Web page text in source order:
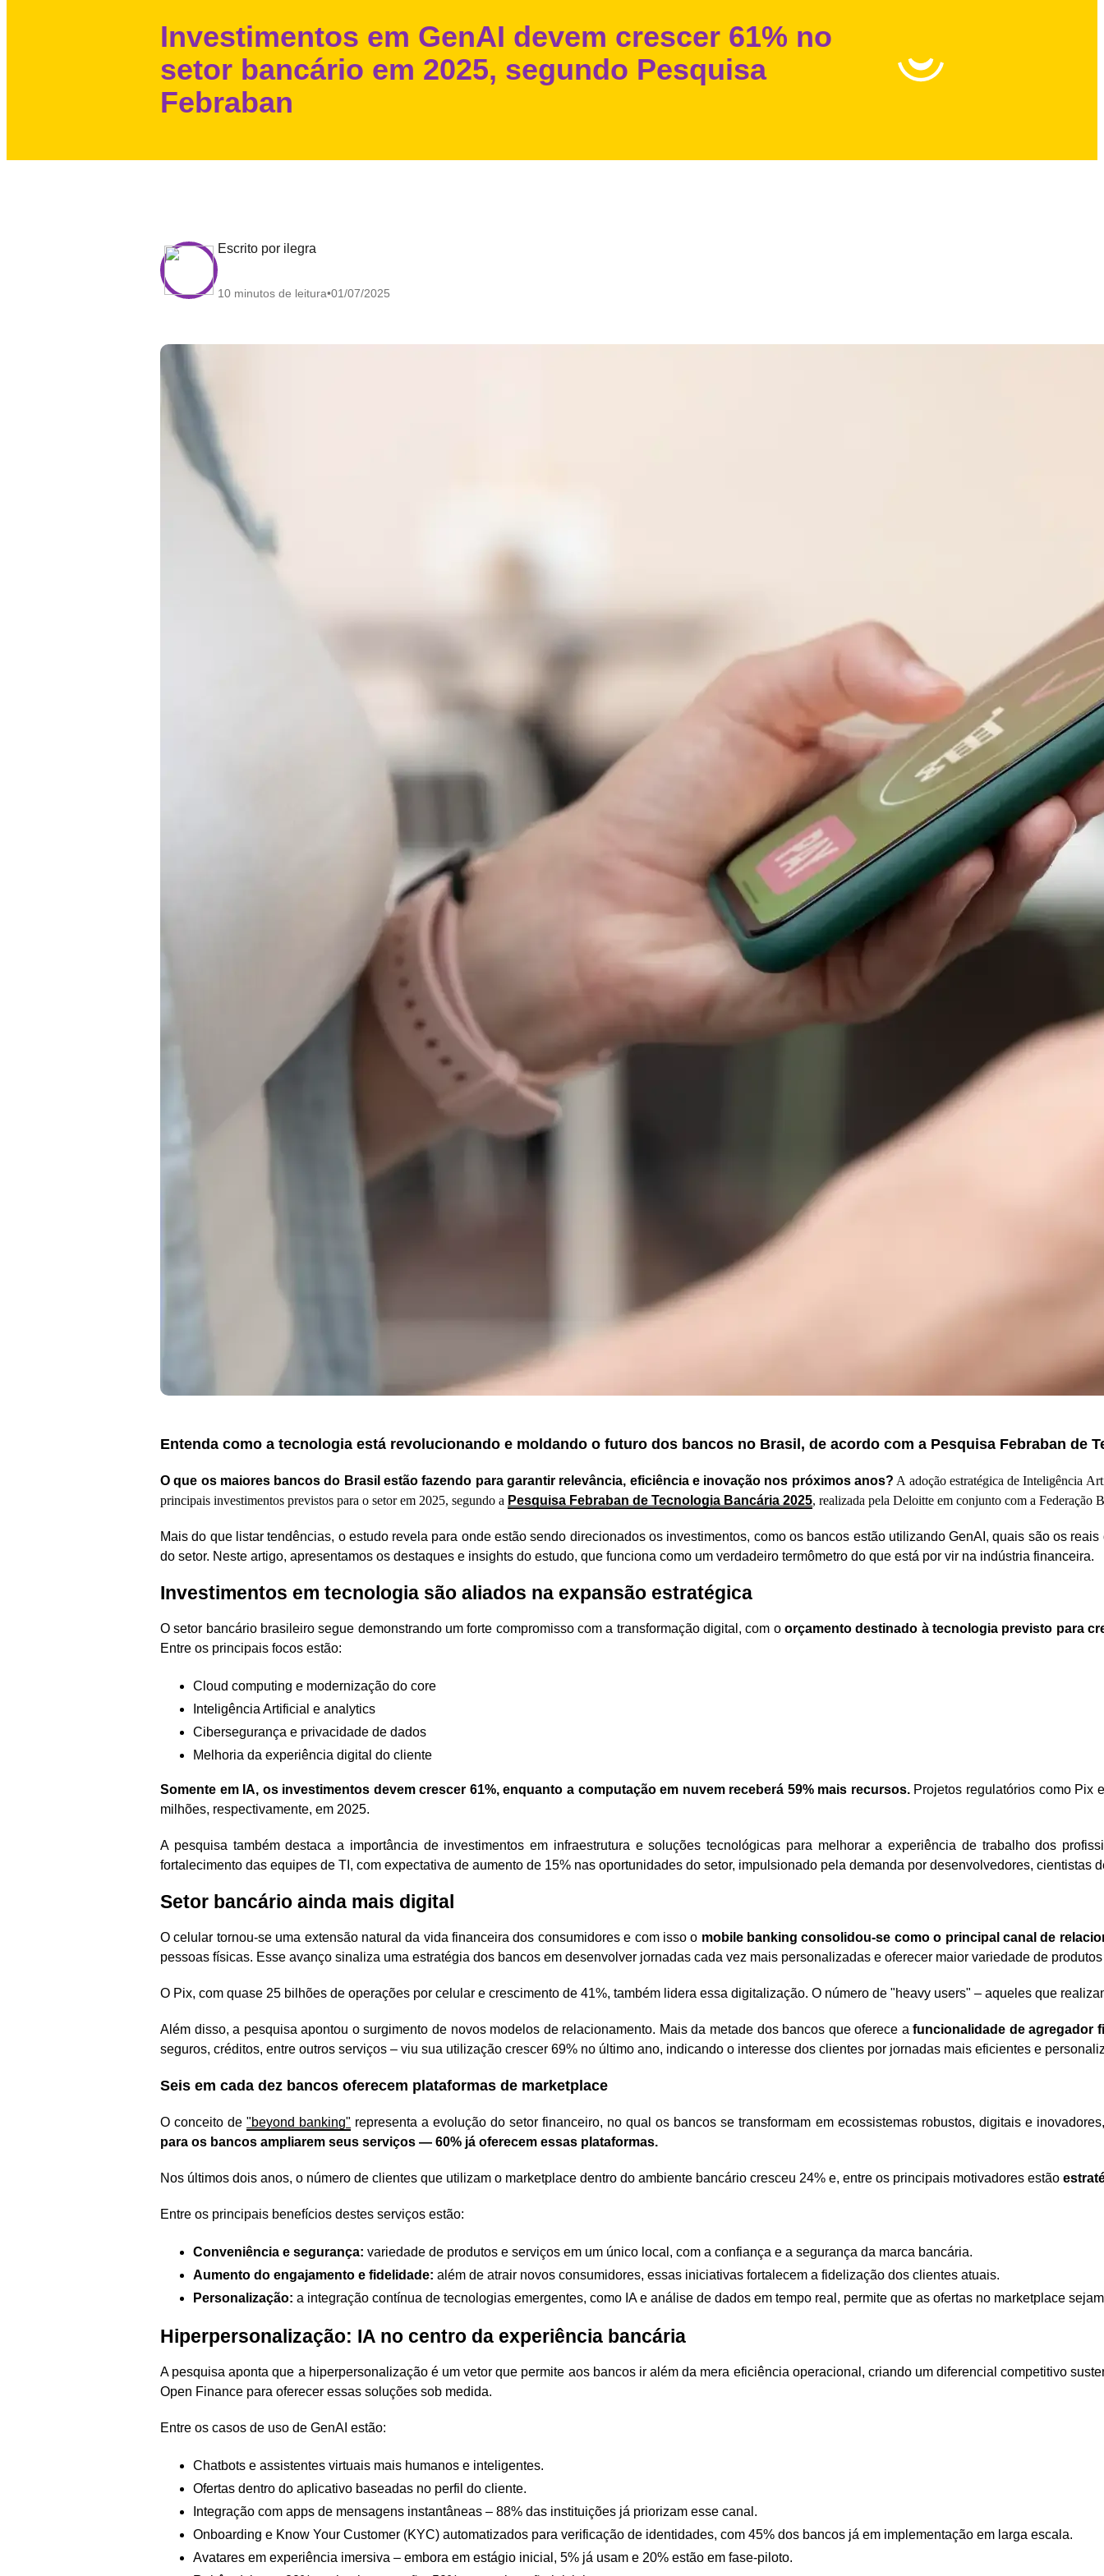
Investimentos em GenAI devem crescer 61% no
setor bancário em 2025, segundo Pesquisa
Febraban
escrito por ilegra
10 minutos de leitura 01/07/2025
Entenda como a tecnologia está revolucionando e moldando o futuro dos bancos no Brasil, de acordo com a Pesquisa Febraban de
O que os maiores bancos do Brasil estão fazendo para garantir relevância, eficiência e inovação nos próximos anos? A adoção estratégica de Inteligência
principais investimentos previstos para o setor em 2025, segundo a Pesquisa Febraban de Tecnologia Bancária 2025, realizada pela Deloitte em conjunto com a Federação
Mais do que listar tendências, o estudo revela para onde estão sendo direcionados os investimentos, como os bancos estão utilizando GenAI, quais são os
do setor. Neste artigo, apresentamos os destaques e insights do estudo, que funciona como um verdadeiro termômetro do que está por vir na indústria financeira.
Investimentos em tecnologia são aliados na expansão estratégica
O setor bancário brasileiro segue demonstrando um forte compromisso com a transformação digital, com o orçamento destinado à tecnologia previsto para
Entre os principais focos estão:
Cloud computing e modernização do core
Inteligência Artificial e analytics
Cibersegurança e privacidade de dados
Melhoria da experiência digital do cliente
Somente em IA, os investimentos devem crescer 61%, enquanto a computação em nuvem receberá 59% mais recursos.Projetos regulatórios como Pix
milhões, respectivamente, em 2025.
A pesquisa também destaca a importância de investimentos em infraestrutura e soluções tecnológicas para melhorar a experiência de trabalho dos
fortalecimento das equipes de TI, com expectativa de aumento de 15% nas oportunidades do setor, impulsionado pela demanda por desenvolvedores, cientistas
Setor bancário ainda mais digital
O celular tornou-se uma extensão natural da vida financeira dos consumidores e com isso o mobile banking consolidou-se como o principal canal de
pessoas físicas. Esse avanço sinaliza uma estratégia dos bancos em desenvolver jornadas cada vez mais personalizadas e oferecer maior variedade de
O Pix, com quase 25 bilhões de operações por celular e crescimento de 41%, também lidera essa digitalização. O número de "heavy users" – aqueles que
Além disso, a pesquisa apontou o surgimento de novos modelos de relacionamento. Mais da metade dos bancos que oferece afuncionalidade de agregador
seguros, créditos, entre outros serviços – viu sua utilização crescer 69% no último ano, indicando o interesse dos clientes por jornadas mais eficientes e
Seis em cada dez bancos oferecem plataformas de marketplace
O conceito de"beyond banking" representa a evolução do setor financeiro, no qual os bancos se transformam em ecossistemas robustos, digitais e
para os bancos ampliarem seus serviços — 60% já oferecem essas plataformas.
Nos últimos dois anos, o número de clientes que utilizam o marketplace dentro do ambiente bancário cresceu 24% e, entre os principais motivadores estão
Entre os principais benefícios destes serviços estão:
Conveniência e segurança: variedade de produtos e serviços em um único local, com a confiança e a segurança da marca bancária.
Aumento do engajamento e fidelidade: além de atrair novos consumidores, essas iniciativas fortalecem a fidelização dos clientes atuais.
Personalização: a integração contínua de tecnologias emergentes, como IA e análise de dados em tempo real, permite que as ofertas no marketplace
Hiperpersonalização: IA no centro da experiência bancária
A pesquisa aponta que a hiperpersonalização é um vetor que permite aos bancos ir além da mera eficiência operacional, criando um diferencial competitivo
Open Finance para oferecer essas soluções sob medida.
Entre os casos de uso de GenAI estão:
Chatbots e assistentes virtuais mais humanos e inteligentes.
Ofertas dentro do aplicativo baseadas no perfil do cliente.
Integração com apps de mensagens instantâneas – 88% das instituições já priorizam esse canal.
Onboarding e Know Your Customer (KYC) automatizados para verificação de identidades, com 45% dos bancos já em implementação em larga escala.
Avatares em experiência imersiva – embora em estágio inicial, 5% já usam e 20% estão em fase-piloto.